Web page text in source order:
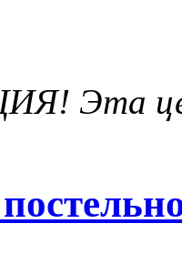
Эта